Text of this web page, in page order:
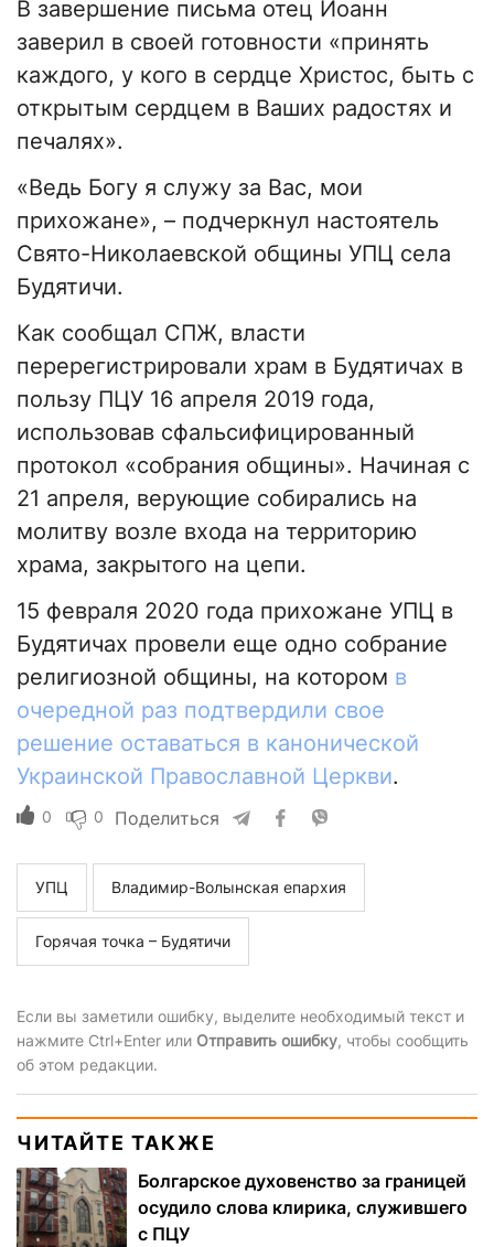
В завершение письма отец Иоанн
заверил в своей готовности «принять
каждого, у кого в сердце Христос, быть с
открытым сердцем в Ваших радостях и
печалях».
«Ведь Богу я служу за Вас, мои
прихожане», – подчеркнул настоятель
Свято-Николаевской общины УПЦ села
Будятичи.
Как сообщал СПЖ, власти
перерегистрировали храм в Будятичах в
пользу ПЦУ 16 апреля 2019 года,
использовав сфальсифицированный
протокол «собрания общины». Начиная с
21 апреля, верующие собирались на
молитву возле входа на территорию
храма, закрытого на цепи.
15 февраля 2020 года прихожане УПЦ в
Будятичах провели еще одно собрание
религиозной общины, на котором в
очередной раз подтвердили свое
решение оставаться в канонической
Украинской Православной Церкви.
0 0 Поделиться
УПЦ Владимир-Волынская епархия
Горячая точка – Будятичи
Если вы заметили ошибку, выделите необходимый текст и
нажмите Ctrl+Enter или Отправить ошибку, чтобы сообщить
об этом редакции.
ЧИТАЙТЕ ТАКЖЕ
Болгарское духовенство за границей
осудило слова клирика, служившего
с ПЦУ